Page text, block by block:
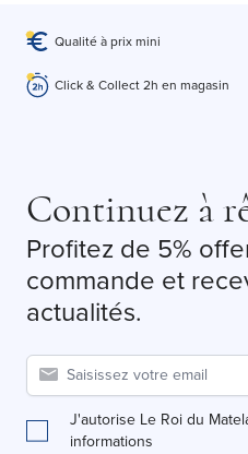
Qualité à prix mini
Click & Collect 2h en magasin
Continuez à
Profitez de 5%
commande et
actualités.
J'autorise Le Roi du
informations